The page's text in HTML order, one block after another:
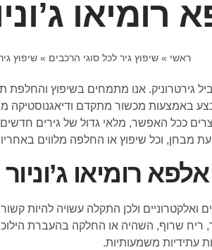
רומיאו
ראשי » שיפוץ גיר לכל סוגי הרכבים » שיפוץ
באמצעות מכשור מתקדם
ככל האפשר, מלאי גדול של גירים
מבחן, וכל שיפוץ או החלפה מלווים
רומיאו ג’וניור
ואלקטרוניים ולכן התקלה עשויה להיות
ריח שרוף, השהיה או החלקה בהעברת
עתידיות משמעותיות.